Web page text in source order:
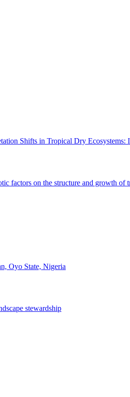
Shifts in Tropical Dry Ecosystems:
factors on the structure and growth of
Oyo State, Nigeria
stewardship